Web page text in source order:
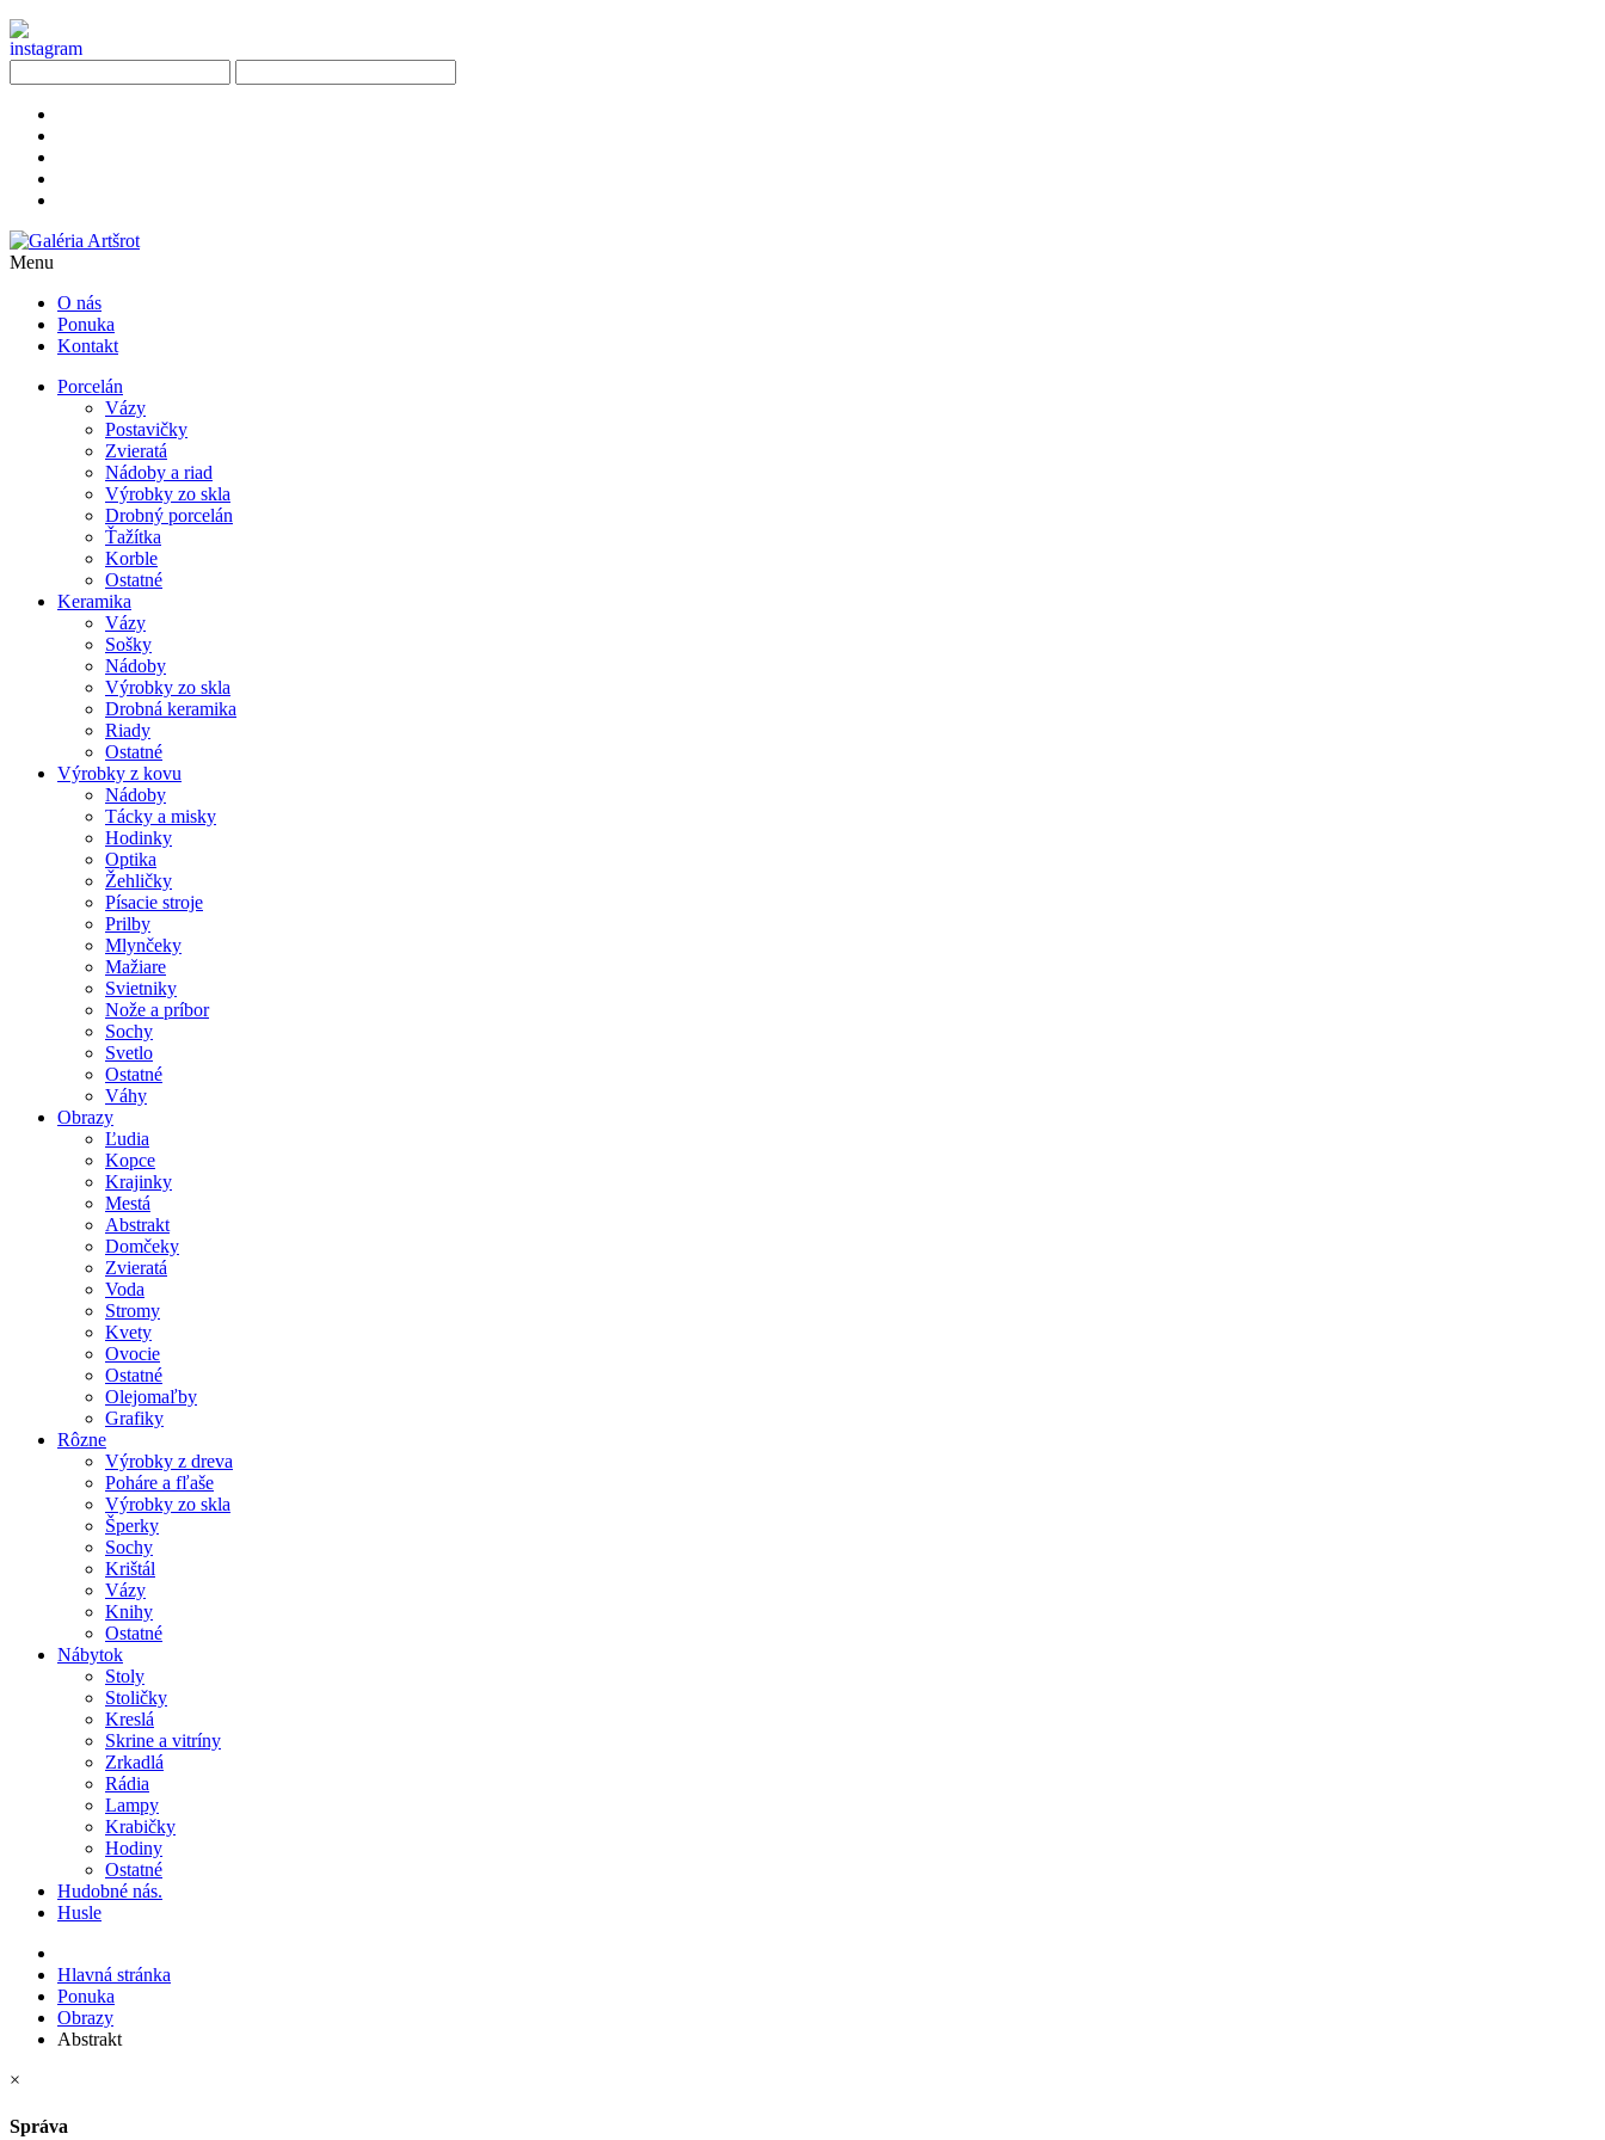
Menu
O nás
Ponuka
Kontakt
Porcelán
Vázy
Postavičky
Zvieratá
Nádoby a riad
Výrobky zo skla
Drobný porcelán
Ťažítka
Korble
Ostatné
Keramika
Vázy
Sošky
Nádoby
Výrobky zo skla
Drobná keramika
Riady
Ostatné
Výrobky z kovu
Nádoby
Tácky a misky
Hodinky
Optika
Žehličky
Písacie stroje
Prilby
Mlynčeky
Mažiare
Svietniky
Nože a príbor
Sochy
Svetlo
Ostatné
Váhy
Obrazy
Ľudia
Kopce
Krajinky
Mestá
Abstrakt
Domčeky
Zvieratá
Voda
Stromy
Kvety
Ovocie
Ostatné
Olejomaľby
Grafiky
Rôzne
Výrobky z dreva
Poháre a fľaše
Výrobky zo skla
Šperky
Sochy
Krištál
Vázy
Knihy
Ostatné
Nábytok
Stoly
Stoličky
Kreslá
Skrine a vitríny
Zrkadlá
Rádia
Lampy
Krabičky
Hodiny
Ostatné
Hudobné nás.
Husle
Hlavná stránka
Ponuka
Obrazy
Abstrakt
×
Správa